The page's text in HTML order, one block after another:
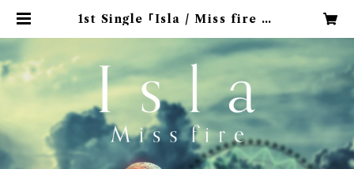
1st Single 「Isla / Miss fire 」 |